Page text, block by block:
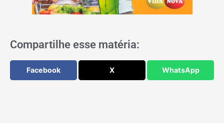
Compartilhe esse matéria:
Facebook X WhatsApp